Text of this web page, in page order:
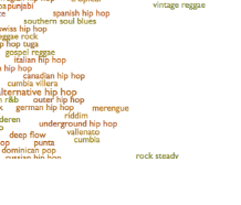
Edit)